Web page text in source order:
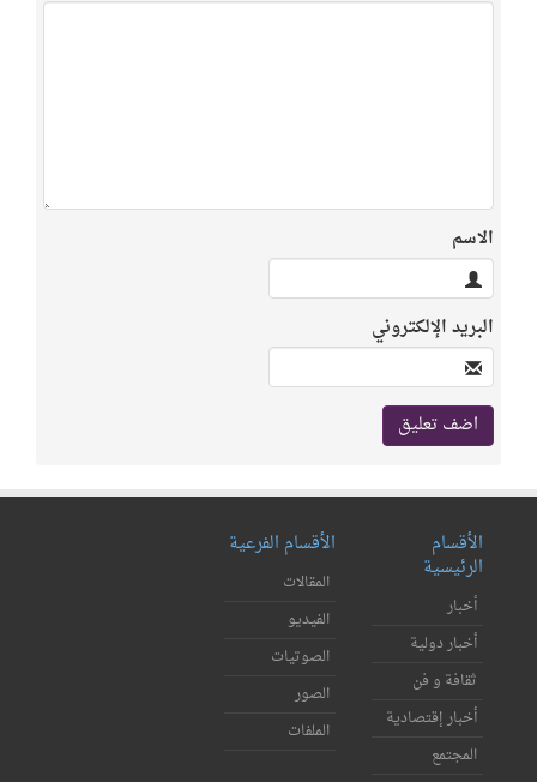
الاسم
البريد الإلكتروني
الأقسام
الرئيسية
أخبار
أخبار دولية
ثقافة و فن
أخبار إقتصادية
المجتمع
الأقسام الفرعية
المقالات
الفيديو
الصوتيات
الصور
الملفات